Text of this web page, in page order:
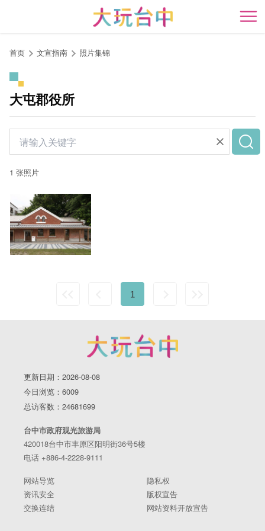
开
首页 文宣指南 照片集锦
大屯郡役所
1 张照片
1
更新日期：2026-08-08
今日浏览：6009
总访客数：24681699
台中市政府观光旅游局
420018台中市丰原区阳明街36号5楼
电话 +886-4-2228-9111
网站导览
隐私权
资讯安全
版权宣告
交换连结
网站资料开放宣告